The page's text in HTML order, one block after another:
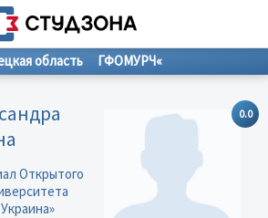
область ГФОМУРЧ«
0.0
Открытого